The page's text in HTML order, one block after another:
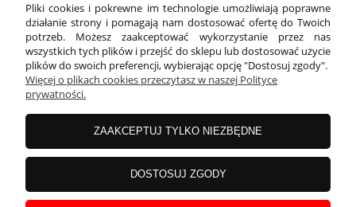
PŁATNOŚCI I DOSTAWA
INFORMACJE
KOLEKCJE
Kojro
Pliki cookies i pokrewne im technologie umożliwiają poprawne
działanie strony i pomagają nam dostosować ofertę do Twoich
potrzeb. Możesz zaakceptować wykorzystanie przez nas
wszystkich tych plików i przejść do sklepu lub dostosować użycie
plików do swoich preferencji, wybierając opcję "Dostosuj zgody".
Więcej o plikach cookies przeczytasz w naszej Polityce
prywatności.
ZAAKCEPTUJ TYLKO NIEZBĘDNE
DOSTOSUJ ZGODY